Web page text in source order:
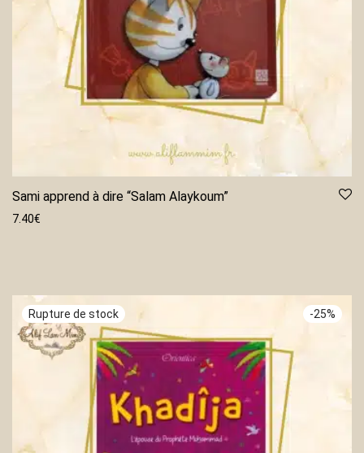
Sami apprend à dire “Salam Alaykoum”
7.40€
-25%